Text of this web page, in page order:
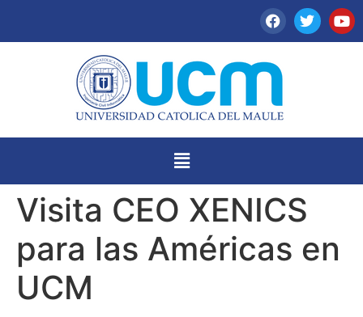
Visita CEO XENICS
para las Américas en
UCM